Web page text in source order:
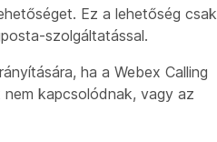
Ez a lehetőség csak
szolgáltatással.
ha a Webex Calling
kapcsolódnak, vagy az